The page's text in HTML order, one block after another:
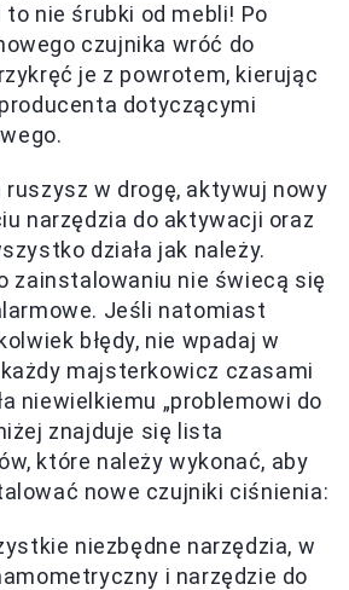
nie śrubki od mebli! Po
czujnika wróć do
je z powrotem, kierując
dotyczącymi
ruszysz w drogę, aktywuj nowy
narzędzia do aktywacji oraz
działa jak należy.
zainstalowaniu nie świecą się
Jeśli natomiast
błędy, nie wpadaj w
majsterkowicz czasami
niewielkiemu „problemowi do
znajduje się lista
które należy wykonać, aby
nowe czujniki ciśnienia:
niezbędne narzędzia, w
i narzędzie do